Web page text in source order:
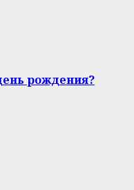
рождения?